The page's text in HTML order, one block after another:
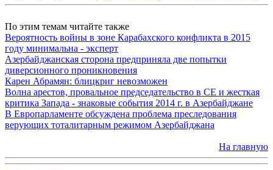
По этим темам читайте также
Вероятность войны в зоне Карабахского конфликта в 2015
году минимальна - эксперт
Азербайджанская сторона предприняла две попытки
диверсионного проникновения
Карен Абрамян: блицкриг невозможен
Волна арестов, провальное председательство в СЕ и жесткая
критика Запада - знаковые события 2014 г. в Азербайджане
В Европарламенте обсуждена проблема преследования
верующих тоталитарным режимом Азербайджана
На главную